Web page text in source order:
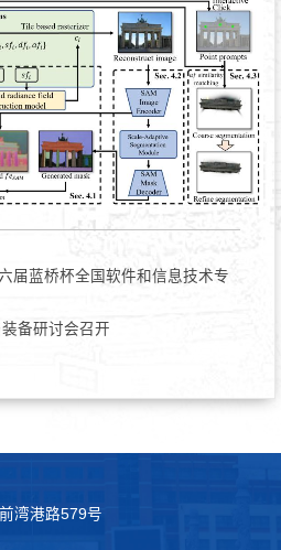
届蓝桥杯全国软件和信息技术专
备研讨会召开
湾港路579号